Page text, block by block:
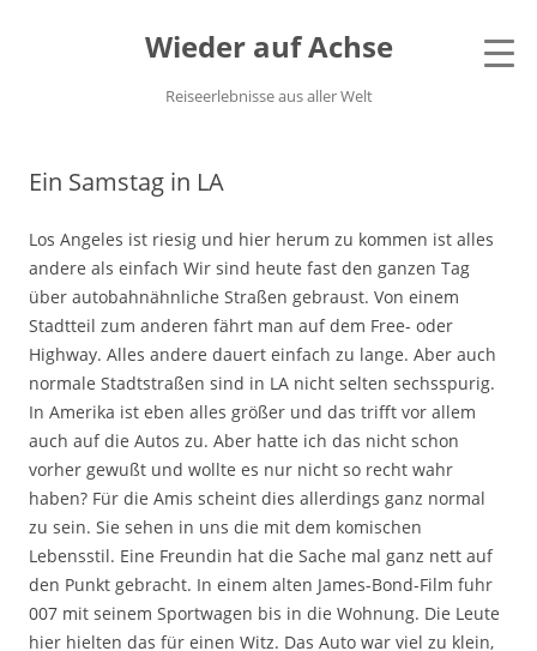
Wieder auf Achse
Reiseerlebnisse aus aller Welt
Ein Samstag in LA
Los Angeles ist riesig und hier herum zu kommen ist alles
andere als einfach Wir sind heute fast den ganzen Tag
über autobahnähnliche Straßen gebraust. Von einem
Stadtteil zum anderen fährt man auf dem Free- oder
Highway. Alles andere dauert einfach zu lange. Aber auch
normale Stadtstraßen sind in LA nicht selten sechsspurig.
In Amerika ist eben alles größer und das trifft vor allem
auch auf die Autos zu. Aber hatte ich das nicht schon
vorher gewußt und wollte es nur nicht so recht wahr
haben? Für die Amis scheint dies allerdings ganz normal
zu sein. Sie sehen in uns die mit dem komischen
Lebensstil. Eine Freundin hat die Sache mal ganz nett auf
den Punkt gebracht. In einem alten James-Bond-Film fuhr
007 mit seinem Sportwagen bis in die Wohnung. Die Leute
hier hielten das für einen Witz. Das Auto war viel zu klein,